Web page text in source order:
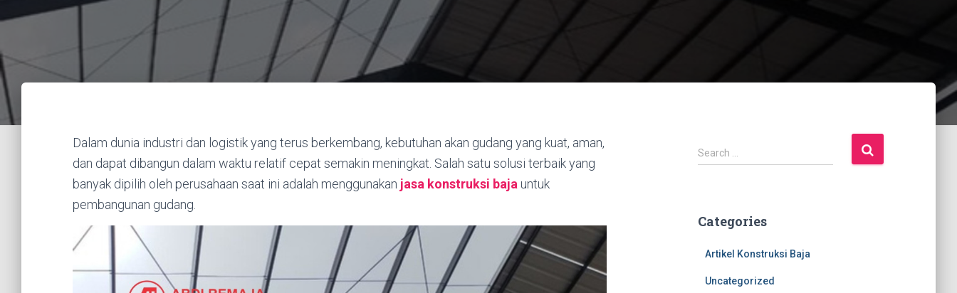
Dalam dunia industri dan logistik yang terus berkembang, kebutuhan akan gudang yang kuat, aman,
dan dapat dibangun dalam waktu relatif cepat semakin meningkat. Salah satu solusi terbaik yang
banyak dipilih oleh perusahaan saat ini adalah menggunakan jasa konstruksi baja untuk
pembangunan gudang.
S
e
h
Search …
Categories
Artikel Konstruksi Baja
Uncategorized